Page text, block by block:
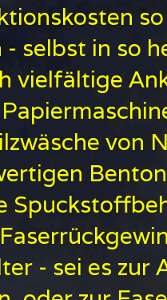
selbst in so
vielfältige
von
- sei es zur